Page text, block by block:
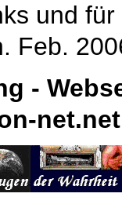
und
Feb.
-
net.net